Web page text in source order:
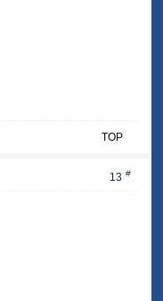
TOP
13 #